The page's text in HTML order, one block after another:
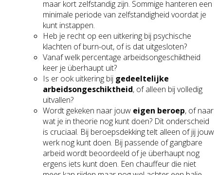
maar kort zelfstandig zijn. Sommige hanteren een
minimale periode van zelfstandigheid voordat je
kunt instappen.
Heb je recht op een uitkering bij psychische
klachten of burn-out, of is dat uitgesloten?
Vanaf welk percentage arbeidsongeschiktheid
keer je überhaupt uit?
Is er ook uitkering bij gedeeltelijke
arbeidsongeschiktheid, of alleen bij volledig
uitvallen?
Wordt gekeken naar jouw eigen beroep, of naar
wat je in theorie nog kunt doen? Dit onderscheid
is cruciaal. Bij beroepsdekking telt alleen of jij jouw
werk nog kunt doen. Bij passende of gangbare
arbeid wordt beoordeeld of je überhaupt nog
ergens iets kunt doen. Een chauffeur die niet